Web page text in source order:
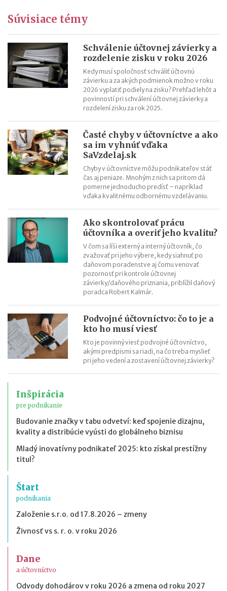
Cestovné náhrady pri elektromobiloch
Odpisovanie elektromobilov a elektrobicyklov
Kontroly v oblasti registratúry
Registratúrny plán a registratúrny poriadok
Súvisiace témy
Schválenie účtovnej závierky a
rozdelenie zisku v roku 2026
Kedy musí spoločnosť schváliť účtovnú
závierku a za akých podmienok možno v roku
2026 vyplatiť podiely na zisku? Prehľad lehôt a
povinností pri schválení účtovnej závierky a
rozdelení zisku za rok 2025.
Časté chyby v účtovníctve a ako
sa im vyhnúť vďaka
SaVzdelaj.sk
Chyby v účtovníctve môžu podnikateľov stáť
čas aj peniaze. Mnohým z nich sa pritom dá
pomerne jednoducho predísť – napríklad
vďaka kvalitnému odbornému vzdelávaniu.
Ako skontrolovať prácu
účtovníka a overiť jeho kvalitu?
V čom sa líši externý a interný účtovník, čo
zvažovať pri jeho výbere, kedy siahnuť po
daňovom poradenstve aj čomu venovať
pozornosť pri kontrole účtovnej
závierky/daňového priznania, priblížil daňový
poradca Robert Kalmár.
Podvojné účtovníctvo: čo to je a
kto ho musí viesť
Kto je povinný viesť podvojné účtovníctvo,
akými predpismi sa riadi, na čo treba myslieť
pri jeho vedení a zostavení účtovnej závierky?
Inšpirácia
pre podnikanie
Budovanie značky v tabu odvetví: keď spojenie dizajnu,
kvality a distribúcie vyústi do globálneho biznisu
Mladý inovatívny podnikateľ 2025: kto získal prestížny
titul?
Štart
podnikania
Založenie s.r.o. od 17.8.2026 – zmeny
Živnosť vs s. r. o. v roku 2026
Dane
a účtovníctvo
Odvody dohodárov v roku 2026 a zmena od roku 2027